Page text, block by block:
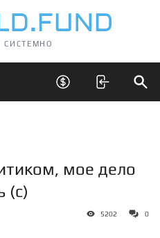
СИСТЕМНО
Открыть скрытые
мое дело
(с)
5202 0